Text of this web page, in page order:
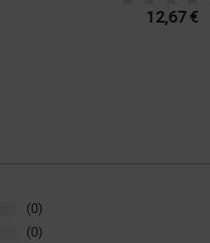
12,67 €
(0)
(0)